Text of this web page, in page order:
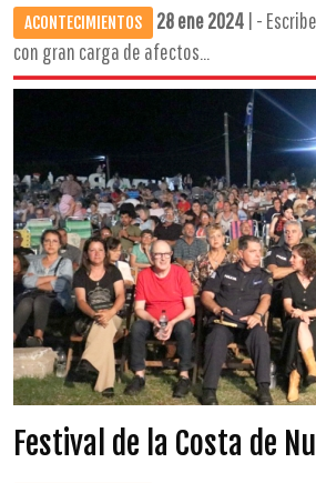
ACONTECIMIENTOS 28 ene 2024 | -
con gran carga de afectos...
Festival de la Costa de